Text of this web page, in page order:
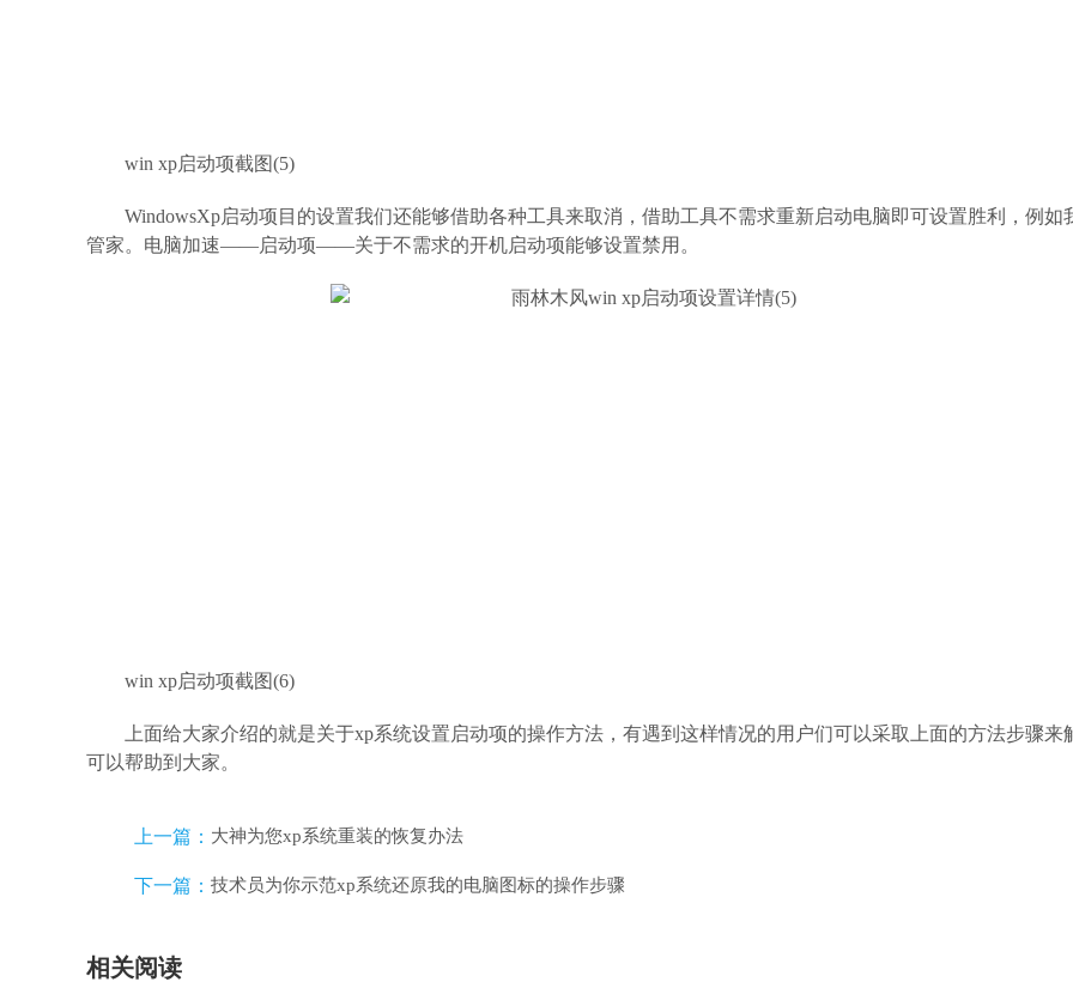
win xp启动项截图(5)
WindowsXp启动项目的设置我们还能够借助各种工具来取消，借助工具不需求重新启动电脑即可设置胜利，例如
管家。电脑加速——启动项——关于不需求的开机启动项能够设置禁用。
win xp启动项截图(6)
上面给大家介绍的就是关于xp系统设置启动项的操作方法，有遇到这样情况的用户们可以采取上面的方法步骤来
可以帮助到大家。
上一篇： 大神为您xp系统重装的恢复办法
下一篇： 技术员为你示范xp系统还原我的电脑图标的操作步骤
相关阅读